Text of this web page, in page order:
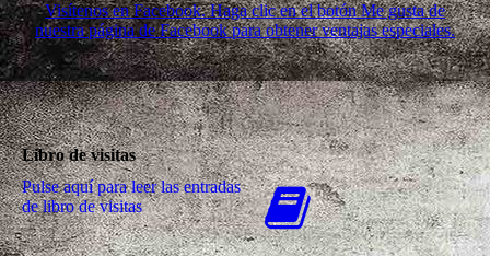
Visítenos en Facebook. Haga clic en el botón Me gusta de
nuestra página de Facebook para obtener ventajas especiales.
Libro de visitas
Pulse aquí para leer las entradas
de libro de visitas